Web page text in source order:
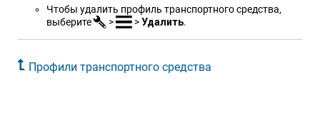
Чтобы удалить профиль транспортного средства,
выберите
> >Удалить.
Профили транспортного средства